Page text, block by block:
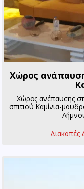
Χώρος
Χώρος ανάπαυσης
σπιτιού Καμίνια-
Διακοπές